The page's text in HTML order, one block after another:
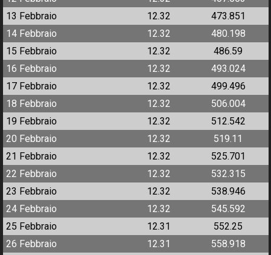
13 Febbraio
12.32
473.851
14 Febbraio
12.32
480.198
15 Febbraio
12.32
486.59
16 Febbraio
12.32
493.024
17 Febbraio
12.32
499.496
18 Febbraio
12.32
506.004
19 Febbraio
12.32
512.542
20 Febbraio
12.32
519.11
21 Febbraio
12.32
525.701
22 Febbraio
12.32
532.315
23 Febbraio
12.32
538.946
24 Febbraio
12.32
545.592
25 Febbraio
12.31
552.25
26 Febbraio
12.31
558.918